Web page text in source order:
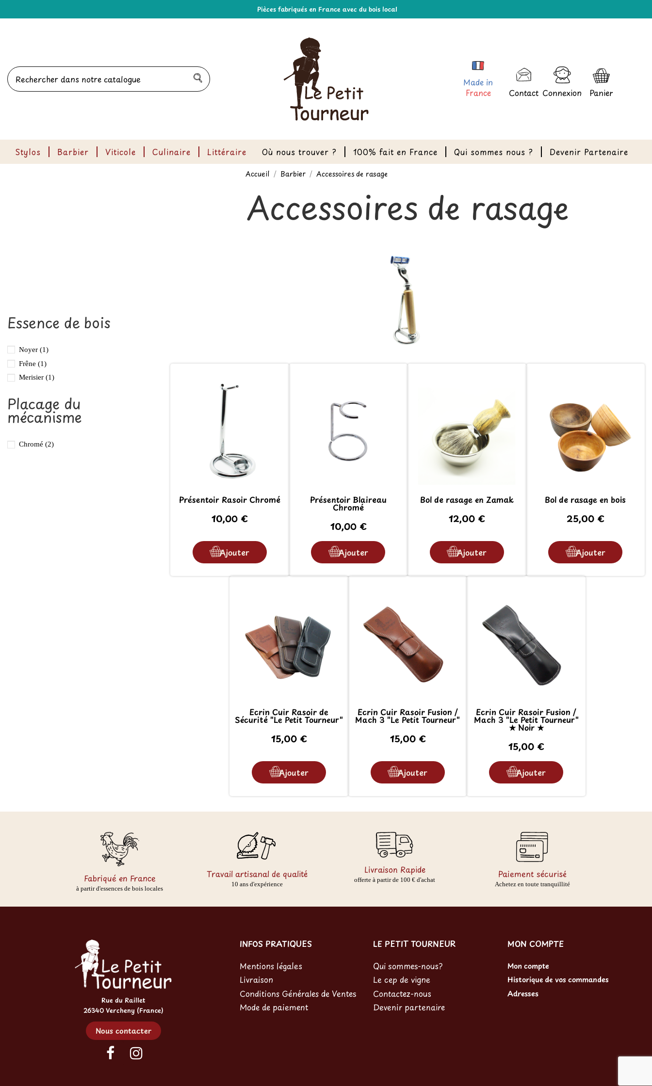
Pièces fabriqués en France avec du bois local
Panier
Connexion
Contact
Made in
France
Stylos Barbier Viticole Culinaire Littéraire Où nous trouver ? 100% fait en France Qui sommes nous ? Devenir Partenaire
Accueil Barbier Accessoires de rasage
Accessoires de rasage
Présentoir Rasoir Chromé
10,00 €
Ajouter
Présentoir Blaireau
Chromé
10,00 €
Ajouter
Bol de rasage en Zamak
12,00 €
Ajouter
Bol de rasage en bois
25,00 €
Ajouter
Ecrin Cuir Rasoir de
Sécurité "Le Petit Tourneur"
15,00 €
Ajouter
Ecrin Cuir Rasoir Fusion /
Mach 3 "Le Petit Tourneur"
15,00 €
Ajouter
Ecrin Cuir Rasoir Fusion /
Mach 3 "Le Petit Tourneur"
★ Noir ★
15,00 €
Ajouter
Essence de bois
Noyer (1)
Frêne (1)
Merisier (1)
Placage du
mécanisme
Chromé (2)
Fabriqué en France
à partir d'essences de bois locales
Travail artisanal de qualité
10 ans d'expérience
Livraison Rapide
offerte à partir de 100 € d'achat
Paiement sécurisé
Achetez en toute tranquillité
Rue du Raillet
26340 Vercheny (France)
Nous contacter
INFOS PRATIQUES
Mentions légales
Livraison
Conditions Générales de Ventes
Mode de paiement
LE PETIT TOURNEUR
Qui sommes-nous?
Le cep de vigne
Contactez-nous
Devenir partenaire
MON COMPTE
Mon compte
Historique de vos commandes
Adresses